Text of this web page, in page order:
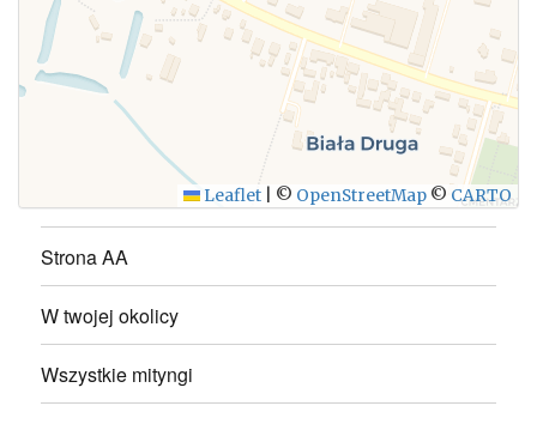
WYŚLIJ
Leaflet © OpenStreetMap © CARTO
Strona AA
W twojej okolicy
Wszystkie mityngi